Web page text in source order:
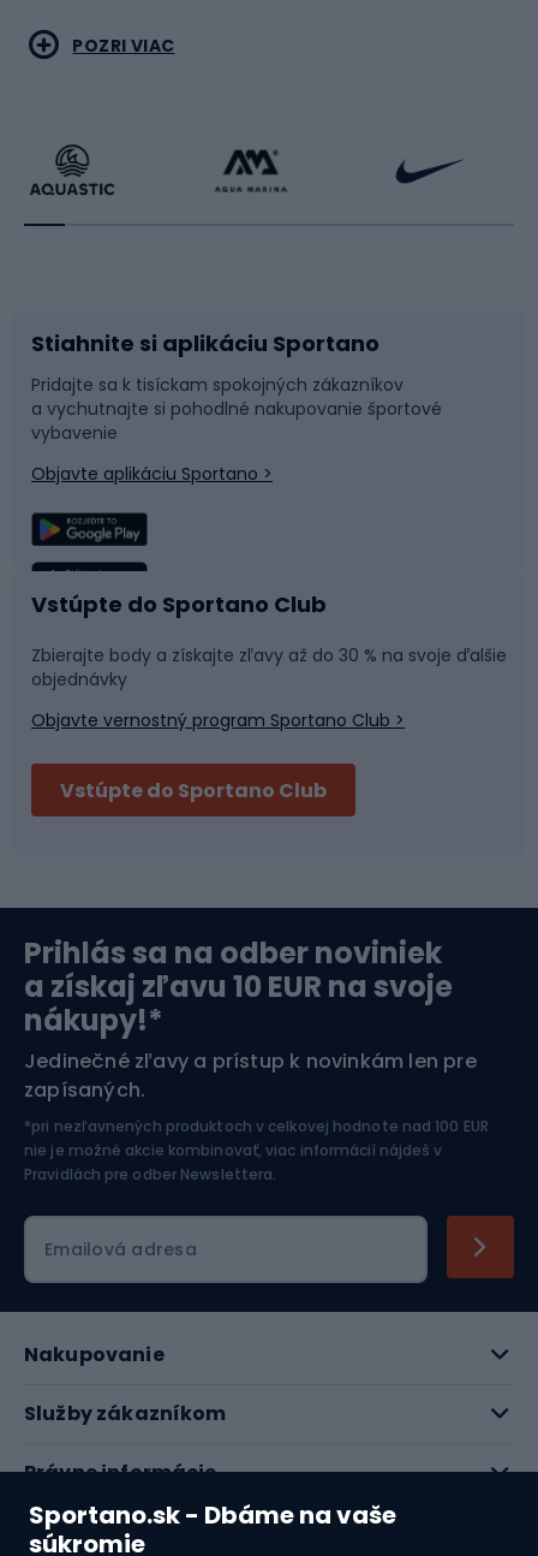
Sportano.sk - Dbáme na vaše
súkromie
Vodné športy
Beh
Príslušenstvo k bicyklom
Časti bicyklov
Rybolov
Športová medicína
Bushcraft
Bikepacking
Orientačný beh
Bojové umenia
Raketové športy
Sane a kĺzačky
Snowboard
Plávanie
Tímové športy
Fitness a posilňovňa
Cyklistické prilby
Lyžovanie
Športová elektronika
Jazdectvo
POZRI VIAC
Stiahnite si aplikáciu Sportano
Pridajte sa k tisíckam spokojných zákazníkov
a vychutnajte si pohodlné nakupovanie športové
vybavenie
Objavte aplikáciu Sportano >
Vstúpte do Sportano Club
Zbierajte body a získajte zľavy až do 30 % na svoje ďalšie
objednávky
Objavte vernostný program Sportano Club >
Vstúpte do Sportano Club
Prihlás sa na odber noviniek
a získaj zľavu 10 EUR na svoje
nákupy!*
Jedinečné zľavy a prístup k novinkám len pre
zapísaných.
*pri nezľavnených produktoch v celkovej hodnote nad 100 EUR
nie je možné akcie kombinovať, viac informácií nájdeš v
Pravidlách pre odber Newslettera.
Emailová adresa
Nakupovanie
Služby zákazníkom
Právne informácie
O nás